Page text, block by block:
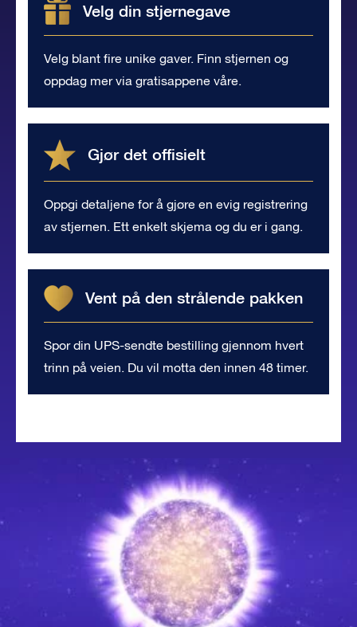
Velg din stjernegave
Velg blant fire unike gaver. Finn stjernen og
oppdag mer via gratisappene våre.
Gjør det offisielt
Oppgi detaljene for å gjøre en evig registrering
av stjernen. Ett enkelt skjema og du er i gang.
Vent på den strålende pakken
Spor din UPS-sendte bestilling gjennom hvert
trinn på veien. Du vil motta den innen 48 timer.